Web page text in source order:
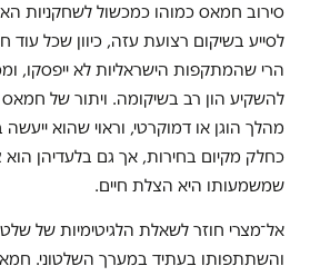
סירוב חמאס כמוהו כמכשול לשחקניות
לסייע בשיקום רצועת עזה, כיוון שכל עוד
הרי שהמתקפות הישראליות לא ייפסקו,
להשקיע הון רב בשיקומה. ויתור של חמאס
מהלך הוגן או דמוקרטי, וראוי שהוא
כחלק מקיום בחירות, אך גם בלעדיהן
שמשמעותו היא הצלת חיים.
אל־מצרי חוזר לשאלת הלגיטימיות של
והשתתפותו בעתיד במערך השלטוני.